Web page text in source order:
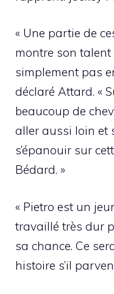
« Une partie de
montre son talent
simplement pas
déclaré Attard. «
beaucoup de
aller aussi loin et
s’épanouir sur
Bédard. »
« Pietro est un
travaillé très dur
sa chance. Ce
histoire s’il